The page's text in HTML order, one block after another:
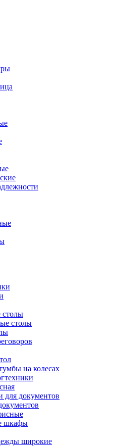
столы
на колесах
документов
шкафы
широкие